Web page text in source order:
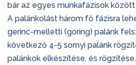
bár az egyes munkafázisok
A palánkolást három fő fázisra
gerinc-melletti (goring) palánk
következő 4-5 sornyi palánk
palánkok elkészítése, és